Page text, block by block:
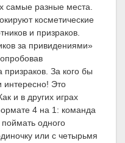
самые разные места.
косметические
и призраков.
за привидениями»
призраков. За кого бы
интересно! Это
и в других играх
4 на 1: команда
поймать одного
или с четырьмя